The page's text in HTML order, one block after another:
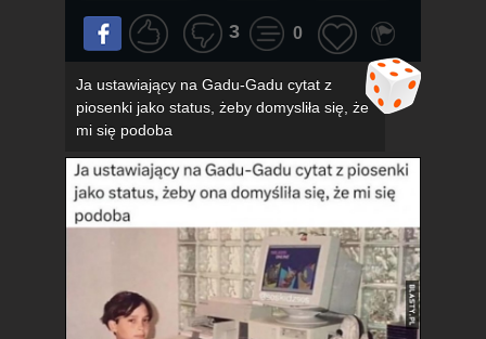
3 0
Ja ustawiający na Gadu-Gadu cytat z
piosenki jako status, żeby domysliła się, że
mi się podoba